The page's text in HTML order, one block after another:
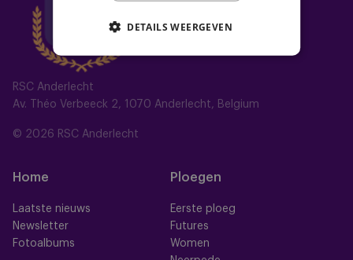
RSC Anderlecht
Av. Théo Verbeeck 2, 1070 Anderlecht, Belgium
© 2026 RSC Anderlecht
Home
Laatste nieuws
Newsletter
Fotoalbums
Ploegen
Eerste ploeg
Futures
Women
DETAILS WEERGEVEN